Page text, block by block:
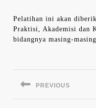
Pelatihan ini akan
Praktisi, Akademisi dan
bidangnya masing-masing
PREVIOUS